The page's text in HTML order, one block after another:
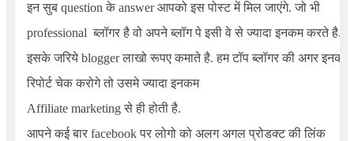
इन सुब question के answer आपको इस पोस्ट में मिल जाएंगे. जो भी
professional ब्लॉगर है वो अपने ब्लॉग पे इसी वे से ज्यादा इनकम करते है.
इसके जरिये blogger लाखो रूपए कमाते है. हम टॉप ब्लॉगर की अगर इनकम
रिपोर्ट चेक करोगे तो उसमे ज्यादा इनकम
Affiliate marketingसे ही होती है.
आपने कई बार facebook पर लोगो को अलग अगल प्रोडक्ट की लिंक